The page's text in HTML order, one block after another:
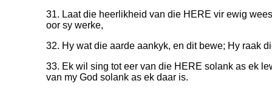
31. Laat die heerlikheid van die HERE vir ewig
oor sy werke,
32. Hy wat die aarde aankyk, en dit bewe; Hy raak
33. Ek wil sing tot eer van die HERE solank as ek
van my God solank as ek daar is.